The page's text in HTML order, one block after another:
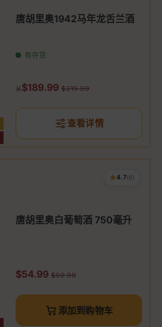
唐胡里奥1942马年龙舌兰酒
有存货
促销价
从$189.99 原价
$219.99
查看详情
★4.7(6)
唐胡里奥白葡萄酒 750毫升
促销价
$54.99 原价
$59.99
添加到购物车